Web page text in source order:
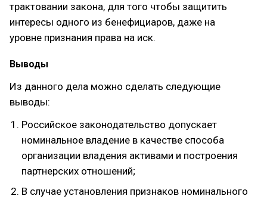
трактовании закона, для того чтобы защитить
интересы одного из бенефициаров, даже на
уровне признания права на иск.
Выводы
Из данного дела можно сделать следующие
выводы:
Российское законодательство допускает
номинальное владение в качестве способа
организации владения активами и построения
партнерских отношений;
В случае установления признаков номинального